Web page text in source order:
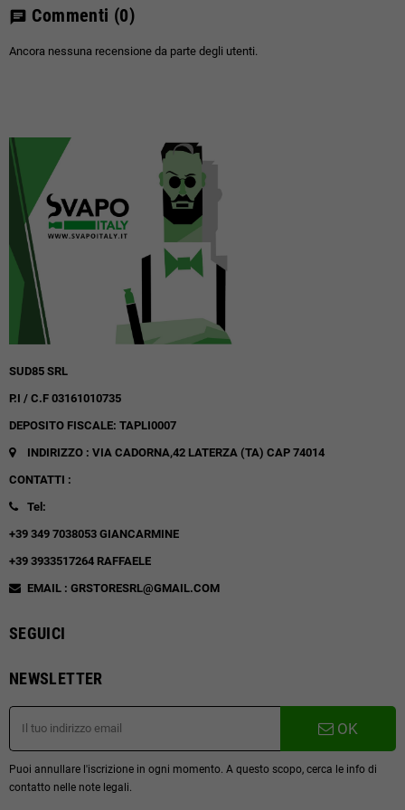
chat Commenti (0)
Ancora nessuna recensione da parte degli utenti.
SUD85 SRL
P.I / C.F 03161010735
DEPOSITO FISCALE: TAPLI0007
INDIRIZZO : VIA CADORNA,42 LATERZA (TA) CAP 74014
CONTATTI :
Tel:
+39 349 7038053 GIANCARMINE
+39 3933517264 RAFFAELE
EMAIL : GRSTORESRL@GMAIL.COM
SEGUICI
NEWSLETTER
OK
Puoi annullare l'iscrizione in ogni momento. A questo scopo, cerca le info di
contatto nelle note legali.